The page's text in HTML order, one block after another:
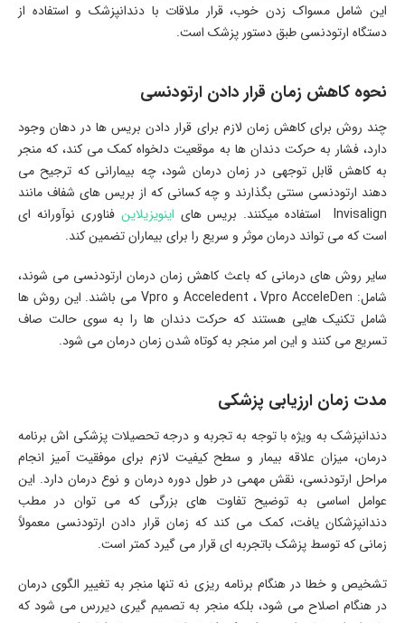
این شامل مسواک زدن خوب، قرار ملاقات با دندانپزشک و استفاده از
دستگاه ارتودنسی طبق دستور پزشک است.
نحوه کاهش زمان قرار دادن ارتودنسی
چند روش برای کاهش زمان لازم برای قرار دادن بریس ها در دهان وجود
دارد، فشار به حرکت دندان ها به موقعیت دلخواه کمک می کند، که منجر
به کاهش قابل توجهی در زمان درمان شود، چه بیمارانی که ترجیح می
دهند ارتودنسی سنتی بگذارند و چه کسانی که از بریس های شفاف مانند
Invisalign استفاده میکنند. بریس های
اینویزیلاین فناوری نوآورانه ای
است که می تواند درمان موثر و سریع را برای بیماران تضمین کند.
سایر روش های درمانی که باعث کاهش زمان درمان ارتودنسی می شوند،
شامل: Acceledent ، Vpro AcceleDen و Vpro می باشند. این روش ها
شامل تکنیک هایی هستند که حرکت دندان ها را به سوی حالت صاف
تسریع می کنند و این امر منجر به کوتاه شدن زمان درمان می شود.
مدت زمان ارزیابی پزشکی
دندانپزشک به ویژه با توجه به تجربه و درجه تحصیلات پزشکی اش برنامه
درمان، میزان علاقه بیمار و سطح کیفیت لازم برای موفقیت آمیز انجام
مراحل ارتودنسی، نقش مهمی در طول دوره درمان و نوع درمان دارد. این
عوامل اساسی به توضیح تفاوت های بزرگی که می توان در مطب
دندانپزشکان یافت، کمک می کند که زمان قرار دادن ارتودنسی معمولاً
زمانی که توسط پزشک باتجربه ای قرار می گیرد کمتر است.
تشخیص و خطا در هنگام برنامه ریزی نه تنها منجر به تغییر الگوی درمان
در هنگام اصلاح می شود، بلکه منجر به تصمیم گیری دیررس می شود که